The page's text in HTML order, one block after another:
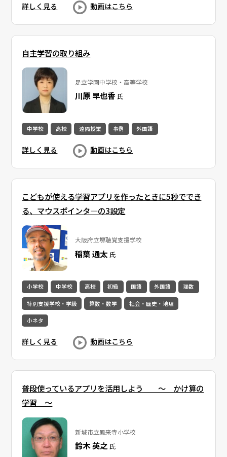
詳しく見る 動画はこちら
自主学習の取り組み
足立学園中学校・高等学校
川原 早也香 氏
中学校 高校 遠隔授業 事例 外国語
詳しく見る 動画はこちら
こどもが使える学習アプリを作ったときに5秒ででき
る、マウスポインタ―の3設定
大阪府立堺聴覚支援学校
稲葉 通太 氏
小学校 中学校 高校 初級 国語 外国語 理数
特別支援学校・学級 算数・数学 社会・歴史・地理
小ネタ
詳しく見る 動画はこちら
普段使っているアプリを活用しよう ～ かけ算の
学習 ～
新城市立鳳来寺小学校
鈴木 英之 氏